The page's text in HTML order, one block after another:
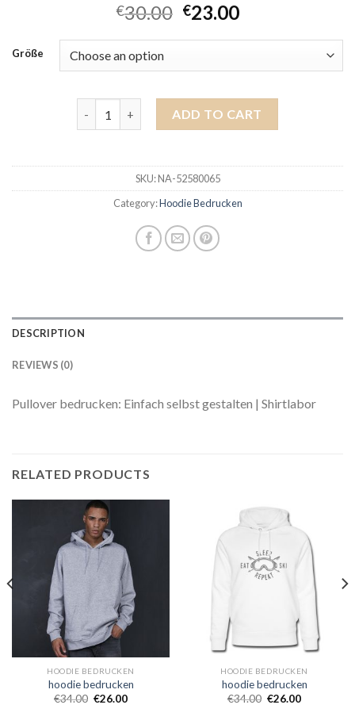
€30.00 €23.00
Größe
ADD TO CART
SKU:NA-52580065
Category:Hoodie Bedrucken
DESCRIPTION
REVIEWS (0)
Pullover bedrucken: Einfach selbst gestalten | Shirtlabor
RELATED PRODUCTS
HOODIE BEDRUCKEN
hoodie bedrucken
€34.00 €26.00
HOODIE BEDRUCKEN
hoodie bedrucken
€34.00 €26.00